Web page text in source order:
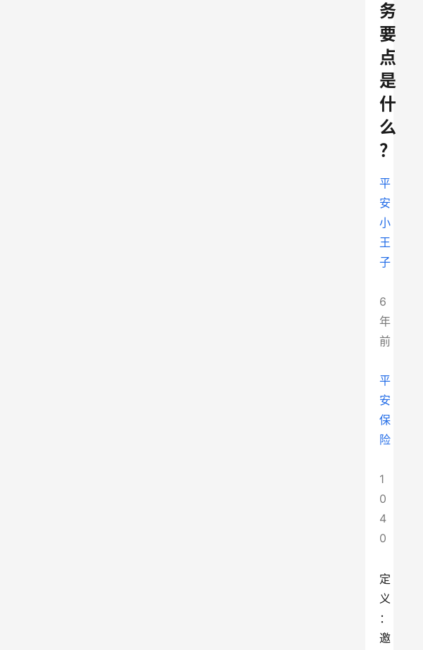
务
要
点
是
什
么
？
平
安
小
王
子
6
年
前
平
安
保
险
1
0
4
0
定
义
：
邀